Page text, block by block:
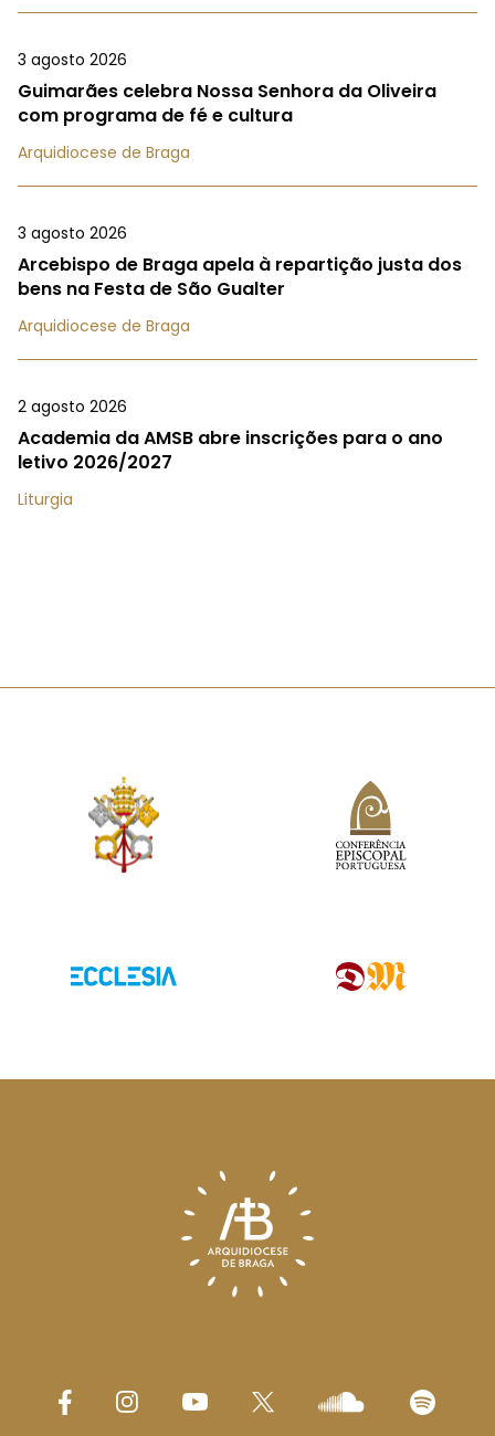
3 agosto 2026
Guimarães celebra Nossa Senhora da Oliveira
com programa de fé e cultura
Arquidiocese de Braga
3 agosto 2026
Arcebispo de Braga apela à repartição justa dos
bens na Festa de São Gualter
Arquidiocese de Braga
2 agosto 2026
Academia da AMSB abre inscrições para o ano
letivo 2026/2027
Liturgia